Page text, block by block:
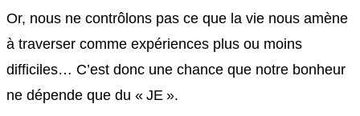
Or, nous ne contrôlons pas ce que la vie nous amène
à traverser comme expériences plus ou moins
difficiles… C’est donc une chance que notre bonheur
ne dépende que du « JE ».